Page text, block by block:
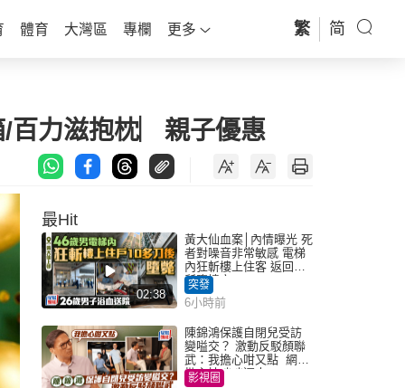
體育 大灣區 專欄 更多 繁 简
力滋抱枕︳親子優惠
最Hit
02:38
黃大仙血案│內情曝光 死
者對噪音非常敏感 電梯
內狂斬樓上住客 返回住
所墮樓亡
突發
6小時前
陳錦鴻保護自閉兒受訪
變嗌交？ 激動反駁顏聯
武：我擔心咁又點 網民
批主持咄咄逼人
影視圈